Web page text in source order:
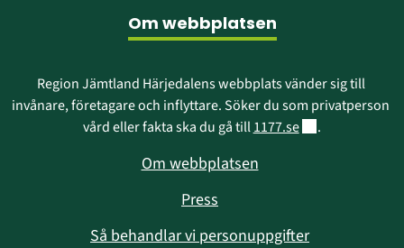
Om webbplatsen
Region Jämtland Härjedalens webbplats vänder sig till
invånare, företagare och inflyttare. Söker du som privatperson
vård eller fakta ska du gå till 1177.seLänk till annan
.
Om webbplatsen
Press
Så behandlar vi personuppgifter